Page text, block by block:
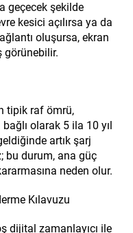
geçecek şekilde
kesici açılırsa ya da
oluşursa, ekran
görünebilir.
tipik raf ömrü,
olarak 5 ila 10 yıl
artık şarj
bu durum, ana güç
neden olur.
Kılavuzu
dijital zamanlayıcı ile